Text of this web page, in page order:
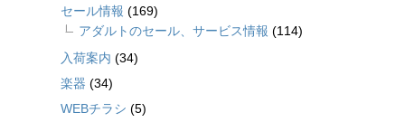
セール情報 (169)
アダルトのセール、サービス情報 (114)
入荷案内 (34)
楽器 (34)
WEBチラシ (5)